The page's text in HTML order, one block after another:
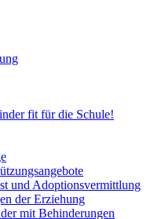
fit für die Schule!
und Adoptionsvermittlung
der Erziehung
mit Behinderungen